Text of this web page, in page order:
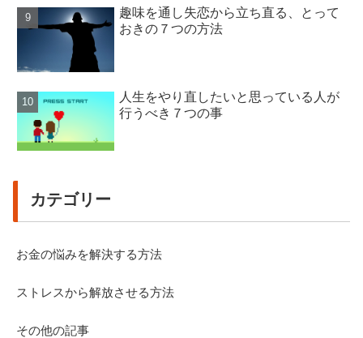
趣味を通し失恋から立ち直る、とって
おきの７つの方法
人生をやり直したいと思っている人が
行うべき７つの事
カテゴリー
お金の悩みを解決する方法
ストレスから解放させる方法
その他の記事